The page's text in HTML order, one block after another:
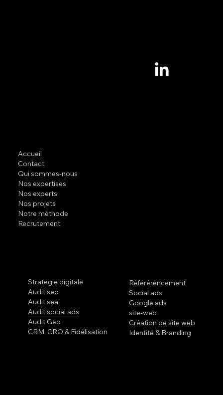
Accueil
Contact
Qui sommes-nous
Nos expertises
Nos experts
Nos projets
Notre méthode
Recrutement
Strategie digitale
Audit seo
Audit sea
Audit social ads
Audit Geo
CRM, CRO & Fidélisation
Référérencement
Social ads
Google ads
site-web
Création de site web
Identité & Branding